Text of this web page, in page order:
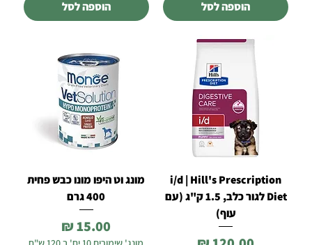
הוספה לסל הוספה לסל
i/d | Hill's Prescription
Diet לגור כלב, 1.5 ק"ג (עם
עוף)
מונג וט היפו מונו כבש פחית
400 גרם
מחיר